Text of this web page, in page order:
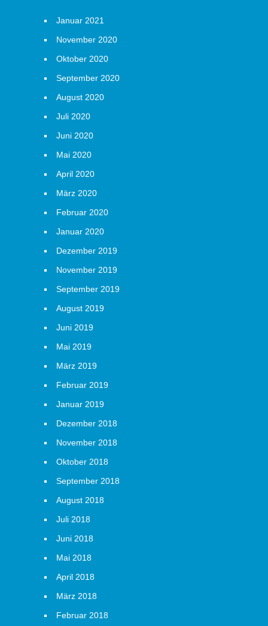
Januar 2021
November 2020
Oktober 2020
September 2020
August 2020
Juli 2020
Juni 2020
Mai 2020
April 2020
März 2020
Februar 2020
Januar 2020
Dezember 2019
November 2019
September 2019
August 2019
Juni 2019
Mai 2019
März 2019
Februar 2019
Januar 2019
Dezember 2018
November 2018
Oktober 2018
September 2018
August 2018
Juli 2018
Juni 2018
Mai 2018
April 2018
März 2018
Februar 2018